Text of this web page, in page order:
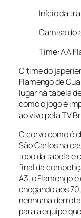
Início da
Camisa do
Time: AA
O time do
Flamengo de
lugar na tabela
como o jogo é
ao vivo pela TV
O corvo como é
São Carlos na
topo da tabela e
final da
A3, o Flamengo
chegando aos
nenhuma
para a equipe